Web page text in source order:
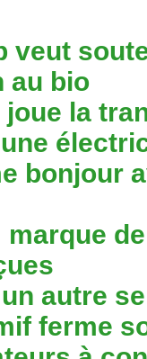
veut
au bio
joue la
bonjour
marque
autre
ferme